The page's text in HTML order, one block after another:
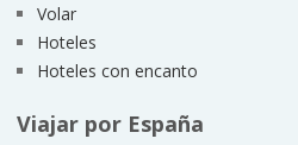
Volar
Hoteles
Hoteles con encanto
Viajar por España